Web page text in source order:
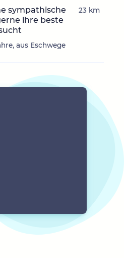
sympathische
ihre beste
aus Eschwege
23 km